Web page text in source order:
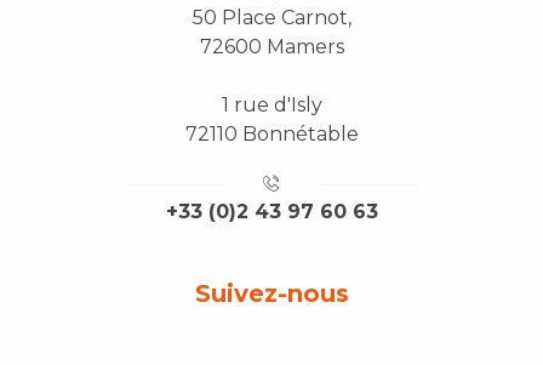
50 Place Carnot,
72600 Mamers
1 rue d'Isly
72110 Bonnétable
+33 (0)2 43 97 60 63
Suivez-nous